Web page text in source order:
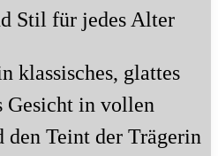
klassisches, glattes
Gesicht in vollen
den Teint der Trägerin